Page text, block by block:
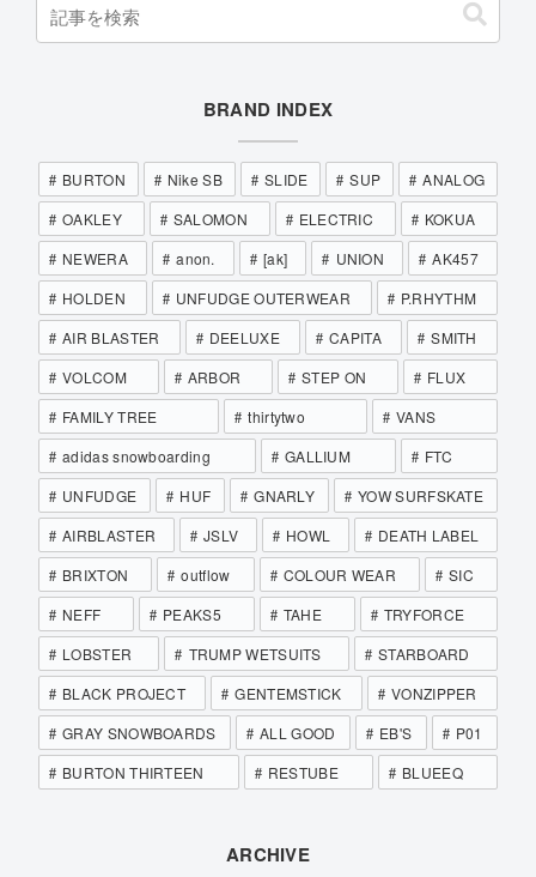
BRAND INDEX
BURTON Nike SB SLIDE SUP
ANALOG
OAKLEY
SALOMON ELECTRIC
KOKUA
NEWERA
anon. [ak] UNION
AK457
HOLDEN
UNFUDGE OUTERWEAR
P.RHYTHM
AIR BLASTER
DEELUXE CAPITA
SMITH
VOLCOM
ARBOR STEP ON
FLUX
FAMILY TREE
thirtytwo
VANS
adidas snowboarding
GALLIUM
FTC
UNFUDGE
HUF GNARLY
YOW SURFSKATE
AIRBLASTER
JSLV HOWL
DEATH LABEL
BRIXTON
outflow COLOUR WEAR
SIC
NEFF
PEAKS5 TAHE
TRYFORCE
LOBSTER
TRUMP WETSUITS
STARBOARD
BLACK PROJECT
GENTEMSTICK
VONZIPPER
GRAY SNOWBOARDS
ALL GOOD EB'S
P01
BURTON THIRTEEN
RESTUBE BLUEEQ
ARCHIVE